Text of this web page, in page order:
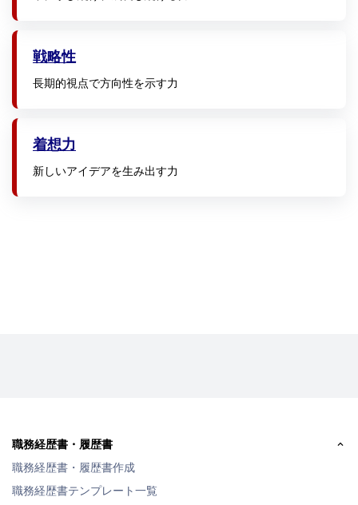
戦略性
長期的視点で方向性を示す力
着想力
新しいアイデアを生み出す力
職務経歴書・履歴書
職務経歴書・履歴書作成
職務経歴書テンプレート一覧